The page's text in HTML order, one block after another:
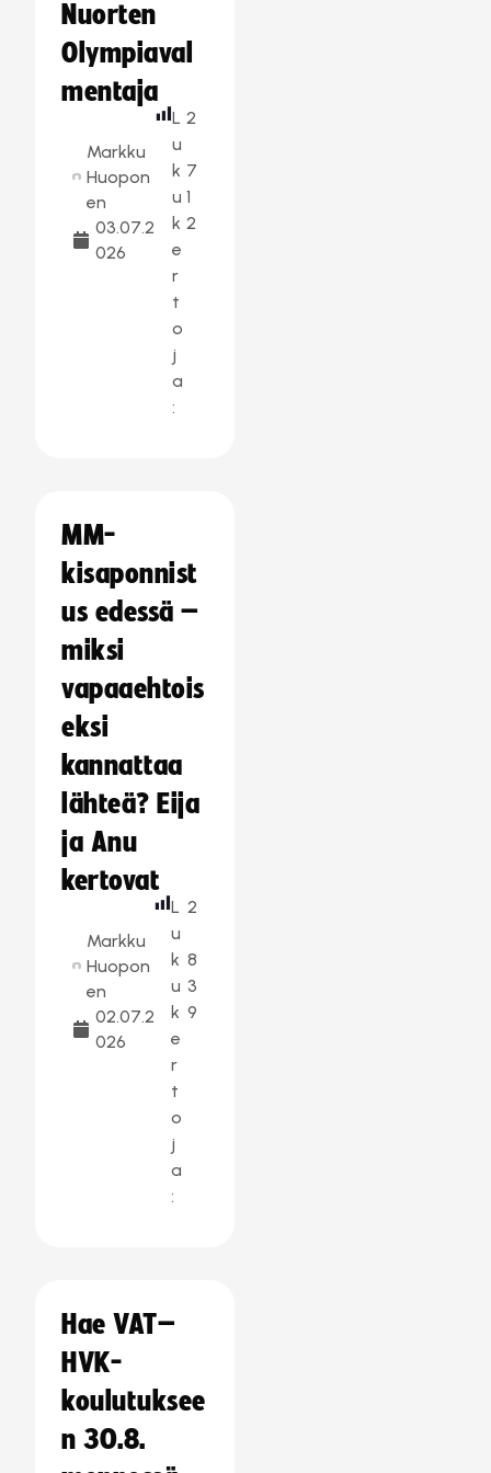
Nuorten
Olympiaval
mentaja
Markku
Huopon
en
03.07.2
026
L
u
k
u
k
e
r
t
o
j
a
:
2
7
1
2
MM-
kisaponnist
us edessä –
miksi
vapaaehtois
eksi
kannattaa
lähteä? Eija
ja Anu
kertovat
Markku
Huopon
en
02.07.2
026
L
u
k
u
k
e
r
t
o
j
a
:
2
8
3
9
Hae VAT–
HVK-
koulutuksee
n 30.8.